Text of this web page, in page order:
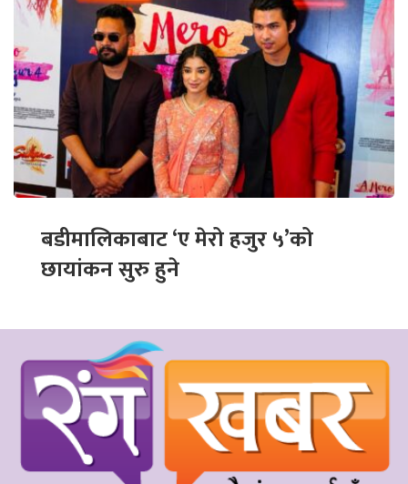
बडीमालिकाबाट ‘ए मेरो हजुर ५’को
छायांकन सुरु हुने